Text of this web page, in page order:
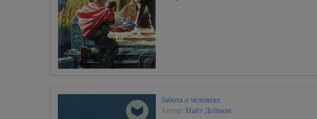
Забота о человеке
Автор: Найт Деймон